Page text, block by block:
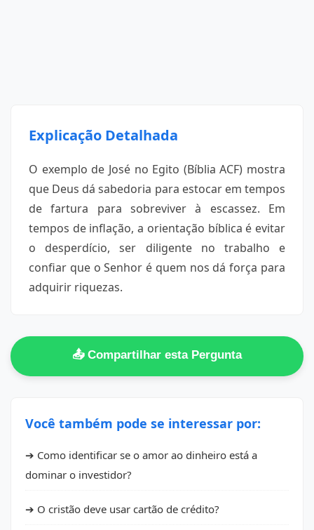
Explicação Detalhada
O exemplo de José no Egito (Bíblia ACF) mostra
que Deus dá sabedoria para estocar em tempos
de fartura para sobreviver à escassez. Em
tempos de inflação, a orientação bíblica é evitar
o desperdício, ser diligente no trabalho e
confiar que o Senhor é quem nos dá força para
adquirir riquezas.
📤 Compartilhar esta Pergunta
Você também pode se interessar por:
➔ Como identificar se o amor ao dinheiro está a
dominar o investidor?
➔ O cristão deve usar cartão de crédito?